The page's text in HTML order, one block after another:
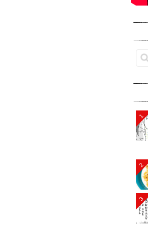
1
2
3